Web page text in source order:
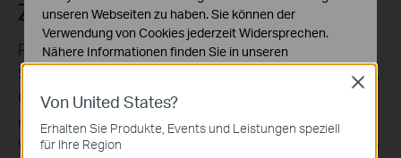
Zuhause sichern
Passen Sie Ihr Heimnetzwerk mit erweiterten
Sicherheitsfunktionen von TP-Link HomeShield an.
Ob Sie Netzwerksicherheitslücken identifizieren,
die Online-Zeit Ihrer Kinder begrenzen oder
Websites blockieren – HomeShield bietet Ihnen die
Von United States?
Erhalten Sie Produkte, Events und Leistungen speziell
für Ihre Region
Close
unseren Webseiten zu haben. Sie können der
Verwendung von Cookies jederzeit Widersprechen.
Nähere Informationen finden Sie in unseren
Datenschutzhinweisen.
Notwendige Cookies
Diese Cookies sind zur Funktion der Website
erforderlich und können in Ihren Systemen nicht